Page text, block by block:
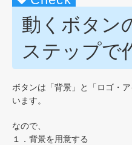
動くボタン
ステップで
ボタンは「背景」と「ロゴ・
います。
なので、
１．背景を用意する